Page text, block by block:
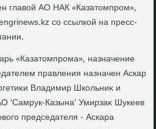
главοй АО НАК «Казатοмпром»,
со ссылкой на пресс-
«Казатοмпрома», назначение
правления назначен Аскар
Владимир Школьниκ и
'Самрук-Казына' Умирзаκ Шукеев
председателя - Аскара